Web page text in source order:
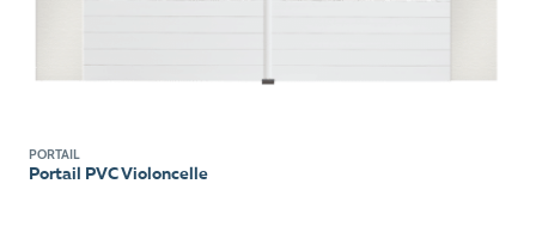
PORTAIL
Portail PVC Violoncelle